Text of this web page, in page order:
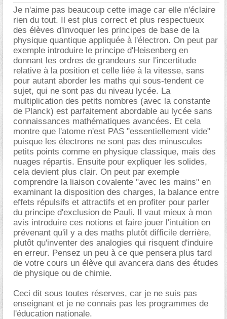
Je n'aime pas beaucoup cette image car elle n'éclaire
rien du tout. Il est plus correct et plus respectueux
des élèves d'invoquer les principes de base de la
physique quantique appliquée à l'électron. On peut par
exemple introduire le principe d'Heisenberg en
donnant les ordres de grandeurs sur l'incertitude
relative à la position et celle liée à la vitesse, sans
pour autant aborder les maths qui sous-tendent ce
sujet, qui ne sont pas du niveau lycée. La
multiplication des petits nombres (avec la constante
de Planck) est parfaitement abordable au lycée sans
connaissances mathématiques avancées. Et cela
montre que l'atome n'est PAS "essentiellement vide"
puisque les électrons ne sont pas des minuscules
petits points comme en physique classique, mais des
nuages répartis. Ensuite pour expliquer les solides,
cela devient plus clair. On peut par exemple
comprendre la liaison covalente "avec les mains" en
examinant la disposition des charges, la balance entre
effets répulsifs et attractifs et en profiter pour parler
du principe d'exclusion de Pauli. Il vaut mieux à mon
avis introduire ces notions et faire jouer l'intuition en
prévenant qu'il y a des maths plutôt difficile derrière,
plutôt qu'inventer des analogies qui risquent d'induire
en erreur. Pensez un peu à ce que pensera plus tard
de votre cours un élève qui avancera dans des études
de physique ou de chimie.
Ceci dit sous toutes réserves, car je ne suis pas
enseignant et je ne connais pas les programmes de
l'éducation nationale.